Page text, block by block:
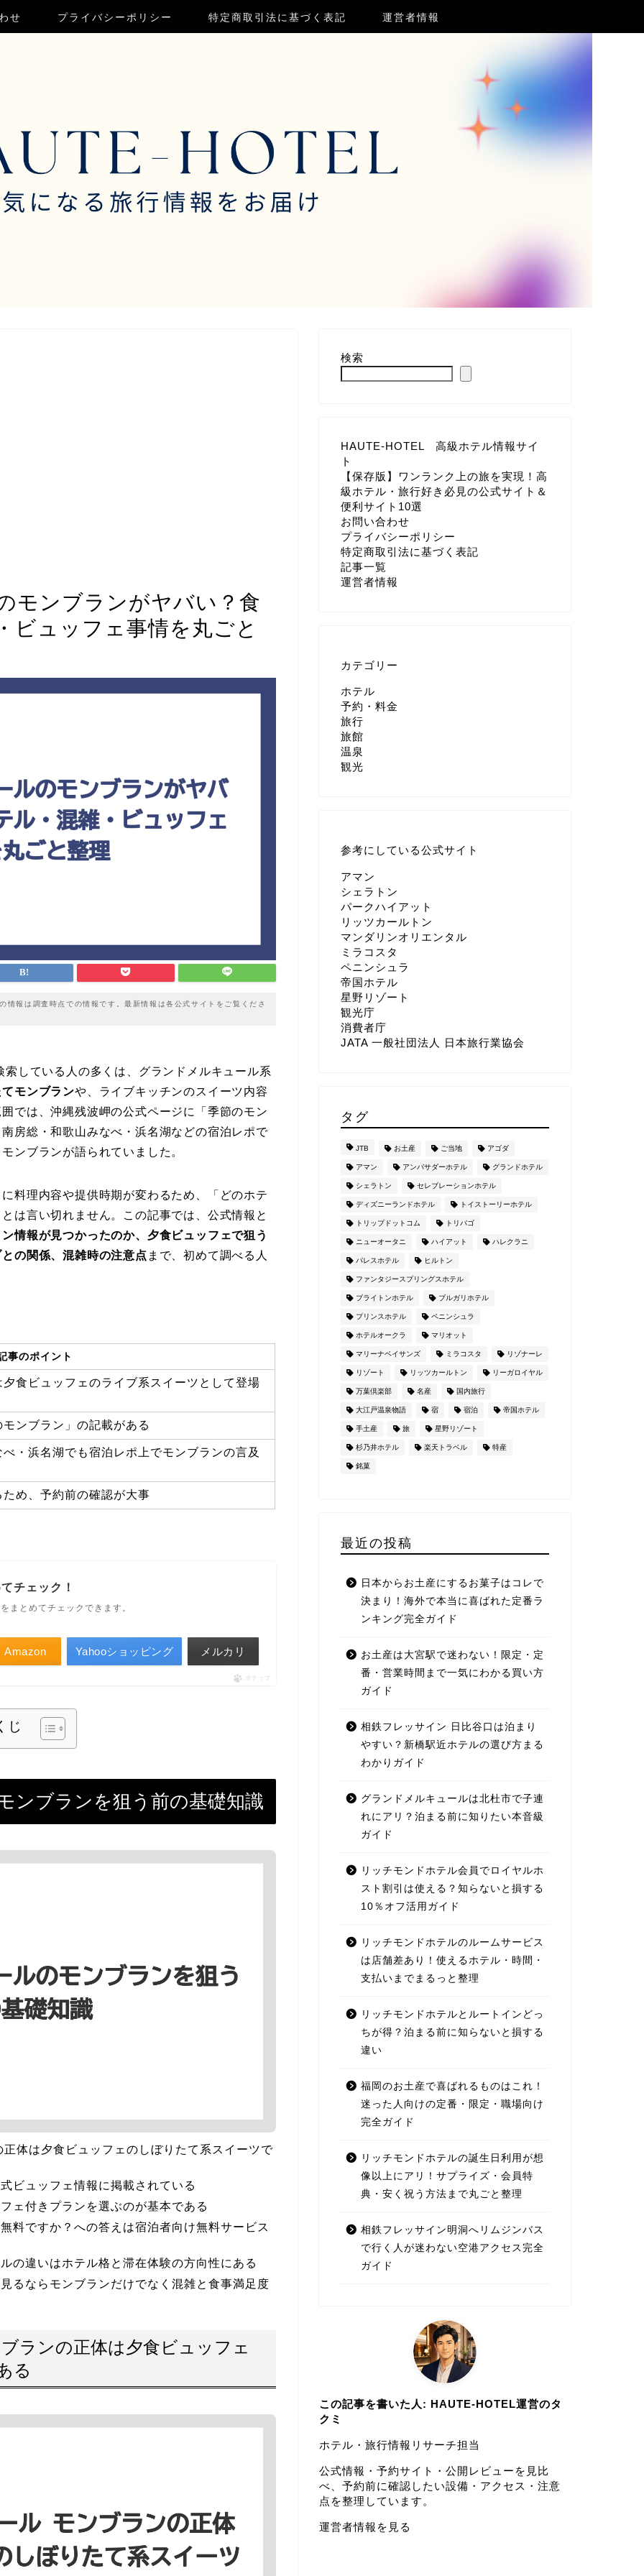
せ プライバシーポリシー 特定商取引法に基づく表記 運営者情報
モンブランがヤバい？食
ビュッフェ事情を丸ごと
報は調査時点での情報です。最新情報は各公式サイトをご覧くださ
している人の多くは、グランドメルキュール系
モンブランや、ライブキッチンのスイーツ内容
では、沖縄残波岬の公式ページに「季節のモン
房総・和歌山みなべ・浜名湖などの宿泊レポで
ンブランが語られていました。
料理内容や提供時期が変わるため、「どのホテ
は言い切れません。この記事では、公式情報と
情報が見つかったのか、夕食ビュッフェで狙う
の関係、混雑時の注意点 まで、初めて調べる人
事のポイント
食ビュッフェのライブ系スイーツとして登場
ンブラン」の記載がある
・浜名湖でも宿泊レポ上でモンブランの言及
め、予約前の確認が大事
チェック！
まとめてチェックできます。
Amazon Yahooショッピング メルカリ
ポチップ
じ
ンブランを狙う前の基礎知識
体は夕食ビュッフェのしぼりたて系スイーツで
ビュッフェ情報に掲載されている
ェ付きプランを選ぶのが基本である
料ですか？への答えは宿泊者向け無料サービス
の違いはホテル格と滞在体験の方向性にある
るならモンブランだけでなく混雑と食事満足度
ランの正体は夕食ビュッフェ
る
検索
HAUTE-HOTEL 高級ホテル情報サイ
ト
【保存版】ワンランク上の旅を実現！高
級ホテル・旅行好き必見の公式サイト＆
便利サイト10選
お問い合わせ
プライバシーポリシー
特定商取引法に基づく表記
記事一覧
運営者情報
カテゴリー
ホテル
予約・料金
旅行
旅館
温泉
観光
参考にしている公式サイト
アマン
シェラトン
パークハイアット
リッツカールトン
マンダリンオリエンタル
ミラコスタ
ペニンシュラ
帝国ホテル
星野リゾート
観光庁
消費者庁
JATA 一般社団法人 日本旅行業協会
タグ
JTB お土産 ご当地 アゴダ
アマン アンバサダーホテル グランドホテル
シェラトン セレブレーションホテル
ディズニーランドホテル トイストーリーホテル
トリップドットコム トリバゴ
ニューオータニ ハイアット ハレクラニ
パレスホテル ヒルトン
ファンタジースプリングスホテル
ブライトンホテル ブルガリホテル
プリンスホテル ペニンシュラ
ホテルオークラ マリオット
マリーナベイサンズ ミラコスタ リゾナーレ
リゾート リッツカールトン リーガロイヤル
万葉倶楽部 名産 国内旅行
大江戸温泉物語 宿 宿泊 帝国ホテル
手土産 旅 星野リゾート
杉乃井ホテル 楽天トラベル 特産
銘菓
最近の投稿
日本からお土産にするお菓子はコレで
決まり！海外で本当に喜ばれた定番ラ
ンキング完全ガイド
お土産は大宮駅で迷わない！限定・定
番・営業時間まで一気にわかる買い方
ガイド
相鉄フレッサイン 日比谷口は泊まり
やすい？新橋駅近ホテルの選び方まる
わかりガイド
グランドメルキュールは北杜市で子連
れにアリ？泊まる前に知りたい本音級
ガイド
リッチモンドホテル会員でロイヤルホ
スト割引は使える？知らないと損する
10％オフ活用ガイド
リッチモンドホテルのルームサービス
は店舗差あり！使えるホテル・時間・
支払いまでまるっと整理
リッチモンドホテルとルートインどっ
ちが得？泊まる前に知らないと損する
違い
福岡のお土産で喜ばれるものはこれ！
迷った人向けの定番・限定・職場向け
完全ガイド
リッチモンドホテルの誕生日利用が想
像以上にアリ！サプライズ・会員特
典・安く祝う方法まで丸ごと整理
相鉄フレッサイン明洞へリムジンバス
で行く人が迷わない空港アクセス完全
ガイド
この記事を書いた人: HAUTE-HOTEL運営のタ
クミ
ホテル・旅行情報リサーチ担当
公式情報・予約サイト・公開レビューを見比
べ、予約前に確認したい設備・アクセス・注意
点を整理しています。
運営者情報を見る